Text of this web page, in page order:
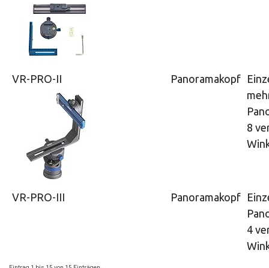
VR-PRO-II Panoramakopf
8
VR-PRO-III Panoramakopf
4